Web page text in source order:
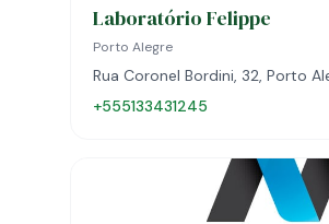
Laboratório Felippe
Porto Alegre
Rua Coronel Bordini, 32, Porto
+555133431245